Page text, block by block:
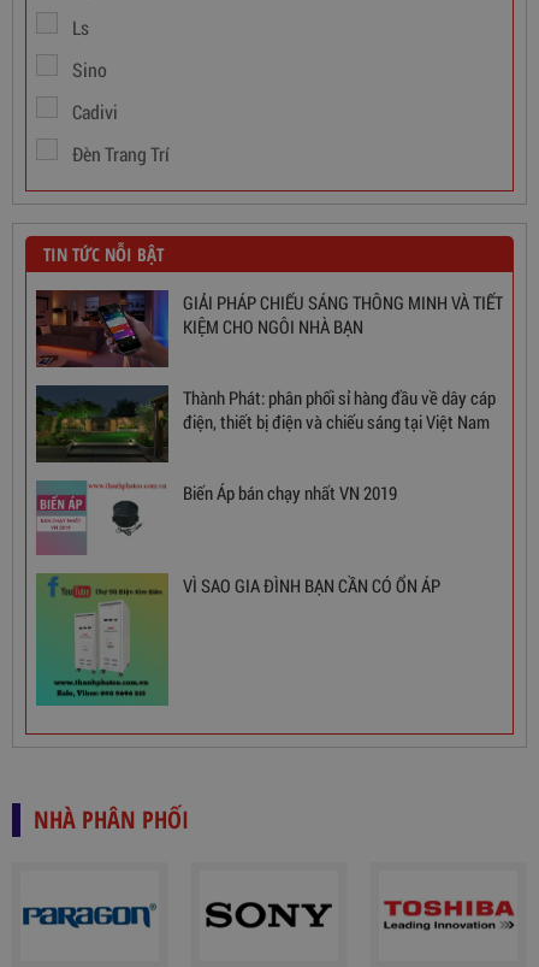
Ổn Áp 1 Pha SH 5000 II NEW 2020
Ls
Sino
Cadivi
Đèn Trang Trí
TIN TỨC NỖI BẬT
GIẢI PHÁP CHIẾU SÁNG THÔNG MINH VÀ TIẾT
KIỆM CHO NGÔI NHÀ BẠN
Thành Phát: phân phối sỉ hàng đầu về dây cáp
điện, thiết bị điện và chiếu sáng tại Việt Nam
Biến Áp bán chạy nhất VN 2019
VÌ SAO GIA ĐÌNH BẠN CẦN CÓ ỔN ÁP
NHÀ PHÂN PHỐI